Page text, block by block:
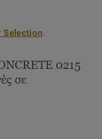
Selection.
0215
σε